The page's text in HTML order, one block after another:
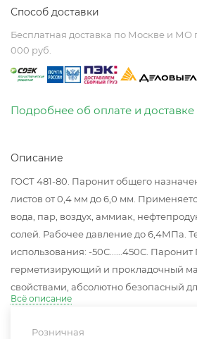
Способ доставки
Бесплатная доставка по Москве и МО
000 руб.
Подробнее об оплате и доставке
Описание
ГОСТ 481-80. Паронит общего
листов от 0,4 мм до 6,0 мм.
вода, пар, воздух, аммиак,
солей. Рабочее давление до 6,4МПа.
использования: -50С......450С.
герметизирующий и прокладочный
свойствами, абсолютно безопасный
Всё описание
Розничная